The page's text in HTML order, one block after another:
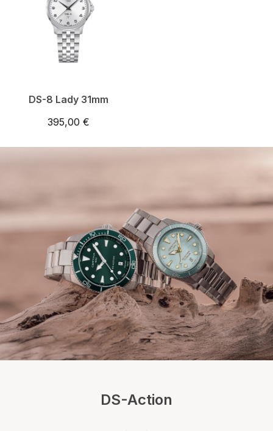
DS-8 Lady 31mm
395,00 €
DS-Action